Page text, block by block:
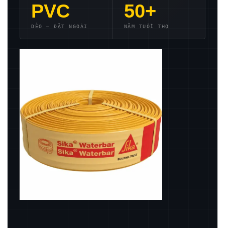
PVC
DẺO — ĐẶT NGOÀI
50+
NĂM TUỔI THỌ